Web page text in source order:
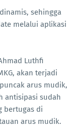
sehingga
melalui aplikasi
Luthfi
akan terjadi
arus mudik,
antisipasi sudah
bertugas di
arus mudik.